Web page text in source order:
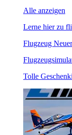
Alle anzeigen
Lerne hier zu
Flugzeug
Tolle